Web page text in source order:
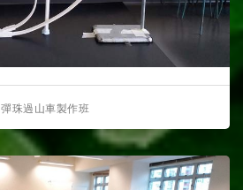
彈珠過山車製作班